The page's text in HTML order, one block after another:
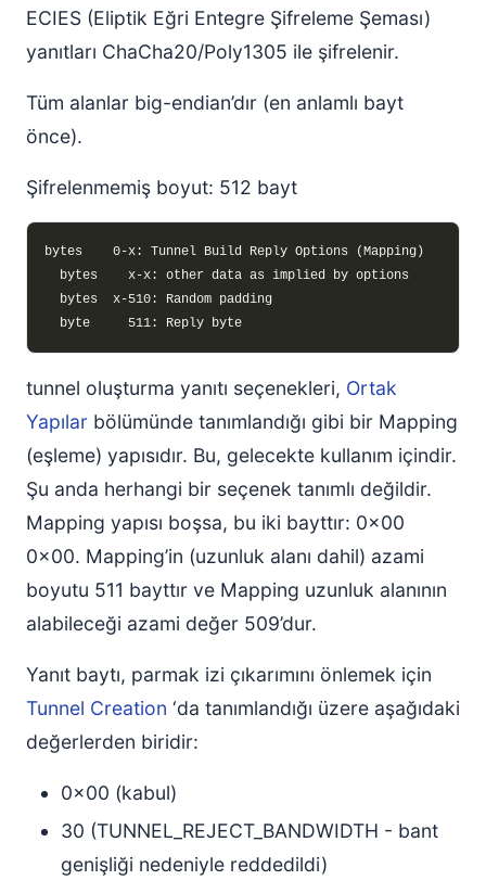
ECIES (Eliptik Eğri Entegre Şifreleme Şeması)
yanıtları ChaCha20/Poly1305 ile şifrelenir.
Tüm alanlar big-endian’dır (en anlamlı bayt
önce).
Şifrelenmemiş boyut: 512 bayt
tunnel oluşturma yanıtı seçenekleri, Ortak
Yapılar bölümünde tanımlandığı gibi bir Mapping
(eşleme) yapısıdır. Bu, gelecekte kullanım içindir.
Şu anda herhangi bir seçenek tanımlı değildir.
Mapping yapısı boşsa, bu iki bayttır: 0x00
0x00. Mapping’in (uzunluk alanı dahil) azami
boyutu 511 bayttır ve Mapping uzunluk alanının
alabileceği azami değer 509’dur.
Yanıt baytı, parmak izi çıkarımını önlemek için
Tunnel Creation ‘da tanımlandığı üzere aşağıdaki
değerlerden biridir:
0x00 (kabul)
30 (TUNNEL_REJECT_BANDWIDTH - bant
genişliği nedeniyle reddedildi)